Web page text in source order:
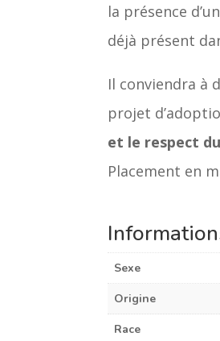
la présence d’un
déjà présent
Il conviendra à
projet
et le respect
Placement en
Sexe
Origine
Race